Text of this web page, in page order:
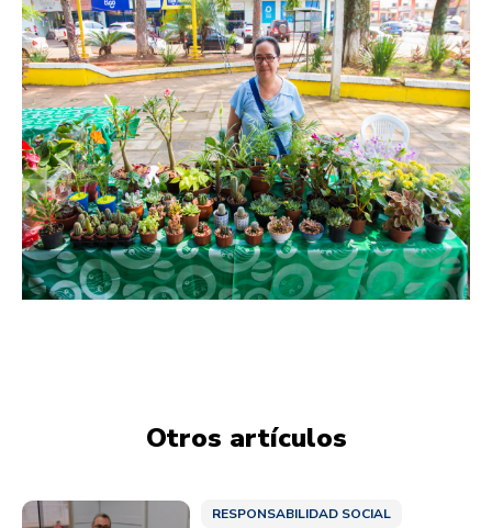
Otros artículos
RESPONSABILIDAD SOCIAL